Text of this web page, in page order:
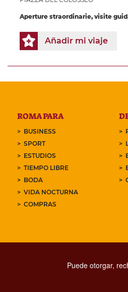
Aperture straordinarie, visite
Añadir mi viaje
ROMA PARA
BUSINESS
SPORT
ESTUDIOS
TIEMPO LIBRE
BODA
VIDA NOCTURNA
COMPRAS
Puede otorgar,